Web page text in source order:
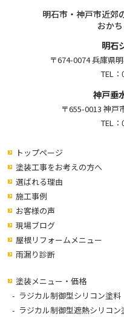
明石市・神戸市近郊
おか
明石
〒674-0074 兵庫県
TEL：
神戸垂
〒655-0013 神戸
TEL：
トップページ
塗装工事をお考えの方へ
選ばれる理由
施工事例
お客様の声
現場ブログ
屋根リフォームメニュー
雨漏り診断
塗装メニュー・価格
ラジカル制御型シリコン塗料
ラジカル制御型遮熱シリコン